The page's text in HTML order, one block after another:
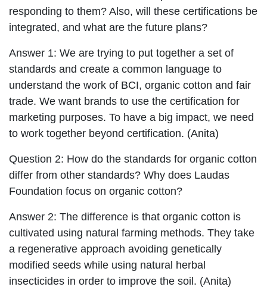
responding to them? Also, will these certifications be
integrated, and what are the future plans?
Answer 1: We are trying to put together a set of
standards and create a common language to
understand the work of BCI, organic cotton and fair
trade. We want brands to use the certification for
marketing purposes. To have a big impact, we need
to work together beyond certification. (Anita)
Question 2: How do the standards for organic cotton
differ from other standards? Why does Laudas
Foundation focus on organic cotton?
Answer 2: The difference is that organic cotton is
cultivated using natural farming methods. They take
a regenerative approach avoiding genetically
modified seeds while using natural herbal
insecticides in order to improve the soil. (Anita)